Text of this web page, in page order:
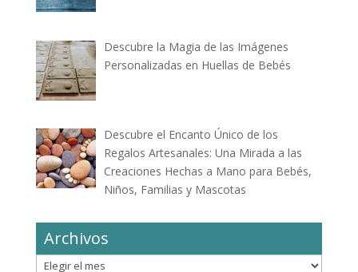
Descubre la Magia de las Imágenes
Personalizadas en Huellas de Bebés
Descubre el Encanto Único de los
Regalos Artesanales: Una Mirada a las
Creaciones Hechas a Mano para Bebés,
Niños, Familias y Mascotas
Archivos
Archivos